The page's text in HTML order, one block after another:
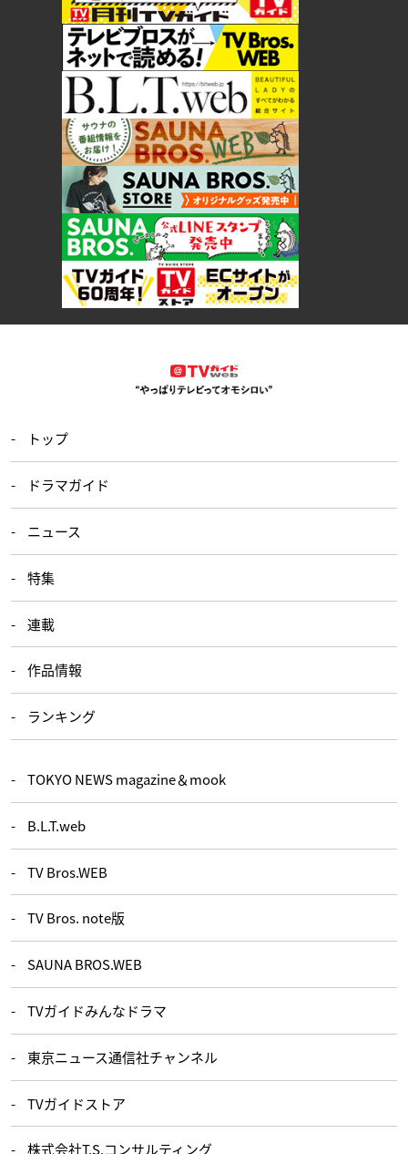
トップ
ドラマガイド
ニュース
特集
連載
作品情報
ランキング
TOKYO NEWS magazine＆mook
B.L.T.web
TV Bros.WEB
TV Bros. note版
SAUNA BROS.WEB
TVガイドみんなドラマ
東京ニュース通信社チャンネル
TVガイドストア
株式会社T.S.コンサルティング